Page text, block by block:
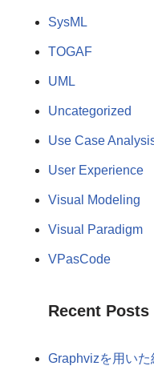
SysML
TOGAF
UML
Uncategorized
Use Case
User Experience
Visual Modeling
Visual Paradigm
VPasCode
Recent Posts
Graphvizを用いた